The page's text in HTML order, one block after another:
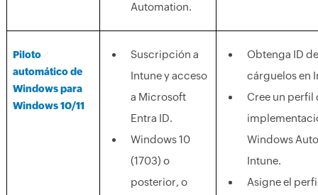
Automation.
Piloto
automático de
Windows para
Windows 10/11
Suscripción a
Intune y acceso
a Microsoft
Entra ID.
Windows 10
(1703) o
posterior, o
Obtenga ID
cárguelos en
Cree un perfil
Windows
Intune.
Asigne el